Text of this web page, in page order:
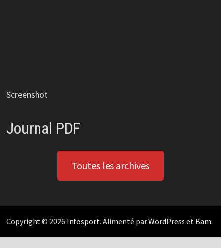
Screenshot
Journal PDF
Toutes les archives
Copyright © 2026 Infosport. Alimenté parWordPress et Bam.